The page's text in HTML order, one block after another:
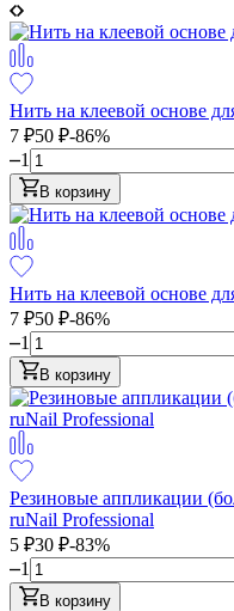
Нить на клеевой основе
7 ₽50 ₽-86%
1
В корзину
Нить на клеевой основе
7 ₽50 ₽-86%
1
В корзину
Резиновые аппликации
ruNail Professional
5 ₽30 ₽-83%
1
В корзину